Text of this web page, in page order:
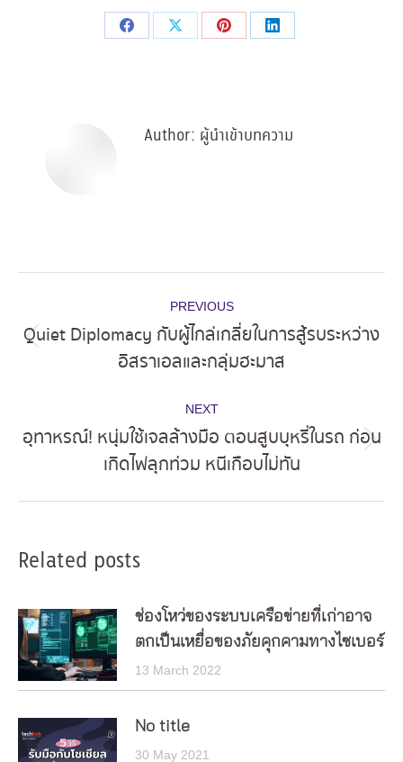
Share
Share
Share
Share
Author: ผู้นำเข้าบทความ
navigation
PREVIOUS
post:
Quiet Diplomacy กับผู้ไกล่เกลี่ยในการสู้รบระหว่าง
อิสราเอลและกลุ่มฮะมาส
NEXT
post:
อุทาหรณ์! หนุ่มใช้เจลล้างมือ ตอนสูบบุหรี่ในรถ ก่อน
เกิดไฟลุกท่วม หนีเกือบไม่ทัน
Related posts
ช่องโหว่ของระบบเครือข่ายที่เก่าอาจ
ตกเป็นเหยื่อของภัยคุกคามทางไซเบอร์
13 March 2022
No title
30 May 2021